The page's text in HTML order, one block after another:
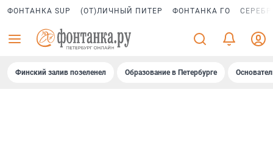
ФОНТАНКА SUP (ОТ)ЛИЧНЫЙ ПИТЕР ФОНТАНКА ГО
Финский залив позеленел Образование в Петербурге